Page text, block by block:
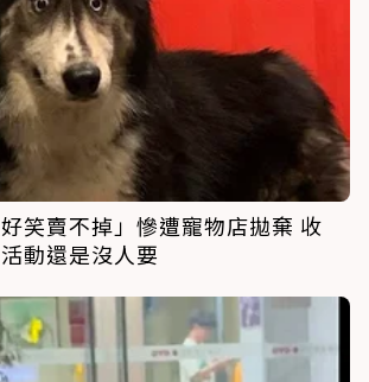
笑賣不掉」慘遭寵物店拋棄 收
動還是沒人要